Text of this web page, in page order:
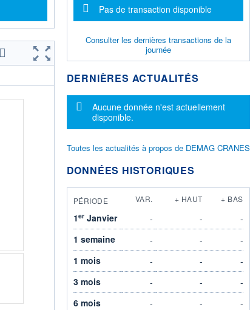
Message d'information
Pas de transaction disponible
Consulter les dernières transactions de la
journée
DERNIÈRES ACTUALITÉS
Message d'information
Aucune donnée n'est actuellement
disponible.
Toutes les actualités à propos de DEMAG CRANES
DONNÉES HISTORIQUES
PÉRIODE VAR. + HAUT + BAS
1erJanvier - -
-
1 semaine
- -
-
1 mois
- -
-
3 mois
- -
-
6 mois
- -
-